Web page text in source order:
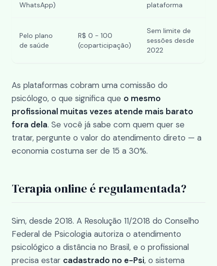
WhatsApp)
plataforma
Pelo plano
de saúde
R$ 0 - 100
(coparticipação)
Sem limite de
sessões desde
2022
As plataformas cobram uma comissão do
psicólogo, o que significa que o mesmo
profissional muitas vezes atende mais barato
fora dela. Se você já sabe com quem quer se
tratar, pergunte o valor do atendimento direto — a
economia costuma ser de 15 a 30%.
Terapia online é regulamentada?
Sim, desde 2018. A Resolução 11/2018 do Conselho
Federal de Psicologia autoriza o atendimento
psicológico a distância no Brasil, e o profissional
precisa estar cadastrado no e-Psi, o sistema